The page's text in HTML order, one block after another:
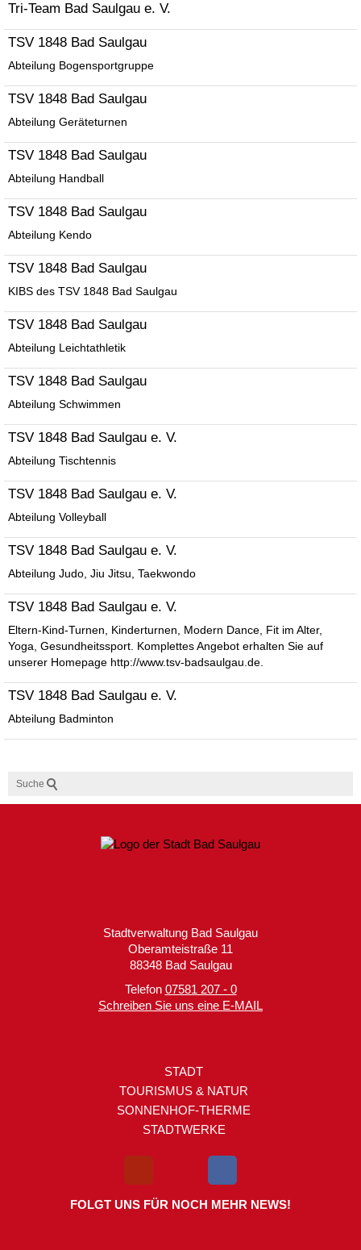
Tri-Team Bad Saulgau e. V.
TSV 1848 Bad Saulgau
Abteilung Bogensportgruppe
TSV 1848 Bad Saulgau
Abteilung Geräteturnen
TSV 1848 Bad Saulgau
Abteilung Handball
TSV 1848 Bad Saulgau
Abteilung Kendo
TSV 1848 Bad Saulgau
KIBS des TSV 1848 Bad Saulgau
TSV 1848 Bad Saulgau
Abteilung Leichtathletik
TSV 1848 Bad Saulgau
Abteilung Schwimmen
TSV 1848 Bad Saulgau e. V.
Abteilung Tischtennis
TSV 1848 Bad Saulgau e. V.
Abteilung Volleyball
TSV 1848 Bad Saulgau e. V.
Abteilung Judo, Jiu Jitsu, Taekwondo
TSV 1848 Bad Saulgau e. V.
Eltern-Kind-Turnen, Kinderturnen, Modern Dance, Fit im Alter,
Yoga, Gesundheitssport. Komplettes Angebot erhalten Sie auf
unserer Homepage http://www.tsv-badsaulgau.de.
TSV 1848 Bad Saulgau e. V.
Abteilung Badminton
Suche
Stadtverwaltung Bad Saulgau
Oberamteistraße 11
88348 Bad Saulgau
Telefon 07581 207 - 0
Schreiben Sie uns eine E-MAIL
STADT
TOURISMUS & NATUR
SONNENHOF-THERME
STADTWERKE
FOLGT UNS FÜR NOCH MEHR NEWS!